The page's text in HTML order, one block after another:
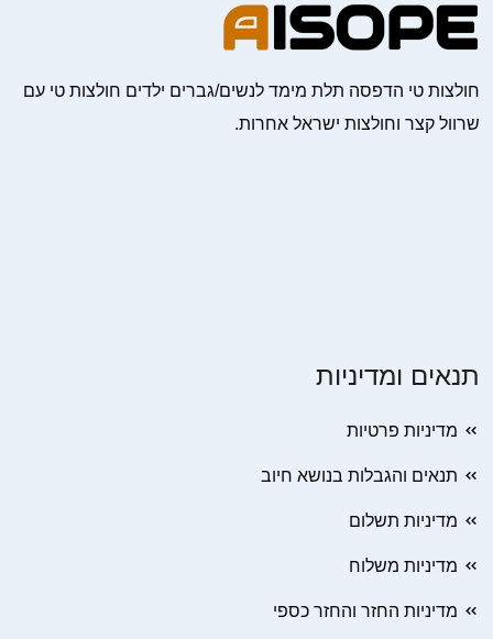
חולצות טי הדפסה תלת מימד לנשים/גברים ילדים חולצות טי עם
שרוול קצר וחולצות ישראל אחרות.
תנאים ומדיניות
מדיניות פרטיות
תנאים והגבלות בנושא חיוב
מדיניות תשלום
מדיניות משלוח
מדיניות החזר והחזר כספי